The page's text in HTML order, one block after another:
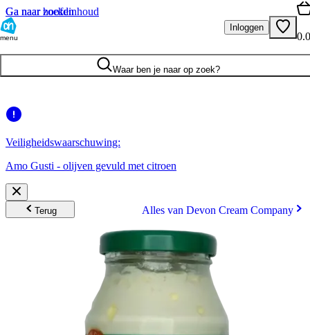
Ga naar hoofdinhoud
Ga naar zoeken
menu
Inloggen
Waar ben je naar op zoek?
Veiligheidswaarschuwing:
Amo Gusti - olijven gevuld met citroen
Terug Alles van Devon Cream Company